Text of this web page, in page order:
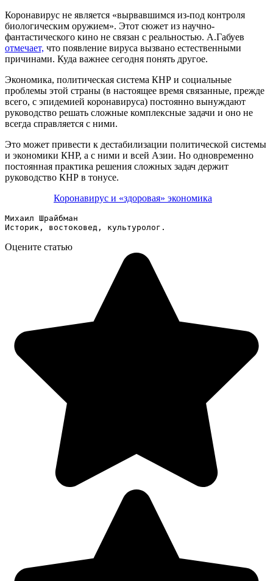
Коронавирус не является «вырвавшимся из-под контроля
биологическим оружием». Этот сюжет из научно-
фантастического кино не связан с реальностью. А.Габуев
отмечает, что появление вируса вызвано естественными
причинами. Куда важнее сегодня понять другое.
Экономика, политическая система КНР и социальные
проблемы этой страны (в настоящее время связанные, прежде
всего, с эпидемией коронавируса) постоянно вынуждают
руководство решать сложные комплексные задачи и оно не
всегда справляется с ними.
Это может привести к дестабилизации политической системы
и экономики КНР, а с ними и всей Азии. Но одновременно
постоянная практика решения сложных задач держит
руководство КНР в тонусе.
Коронавирус и «здоровая» экономика
Михаил Шрайбман
Историк, востоковед, культуролог.
Оцените статью